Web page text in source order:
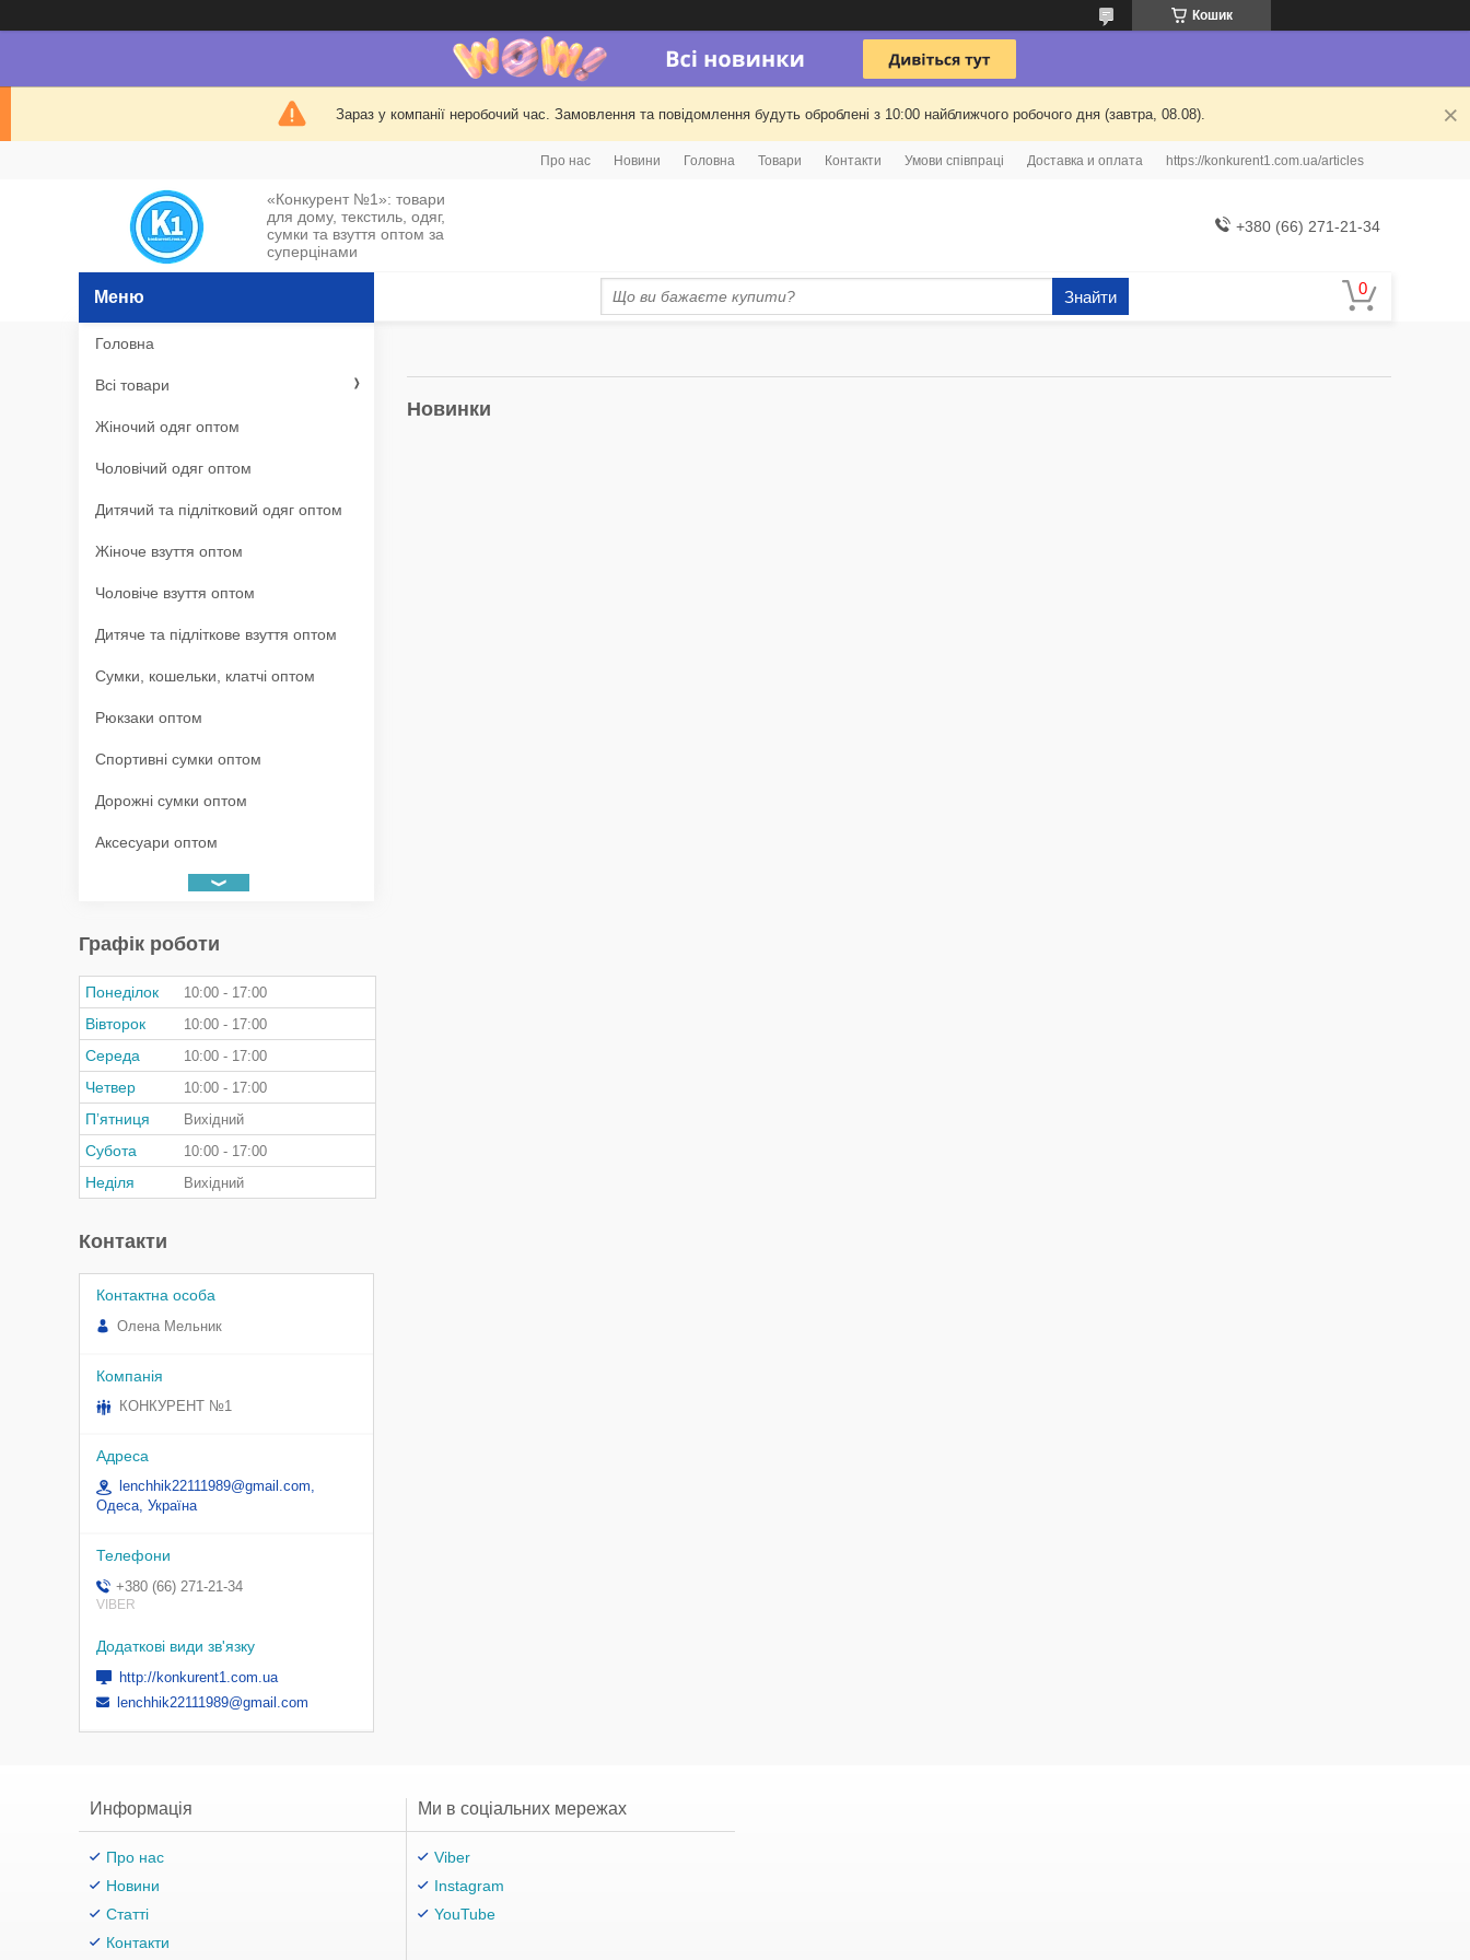
Кошик
Зараз у компанії неробочий час. Замовлення та повідомлення будуть оброблені з 10:00 найближчого робочого дня (завтра, 08.08).
Про нас Новини Головна Товари Контакти Умови співпраці Доставка и оплата https://konkurent1.com.ua/articles
«Конкурент №1»: товари
для дому, текстиль, одяг,
сумки та взуття оптом за
суперцінами
+380 (66) 271-21-34
Знайти
Новинки
Головна
Всі товари
Жіночий одяг оптом
Чоловічий одяг оптом
Дитячий та підлітковий одяг оптом
Жіноче взуття оптом
Чоловіче взуття оптом
Дитяче та підліткове взуття оптом
Сумки, кошельки, клатчі оптом
Рюкзаки оптом
Спортивні сумки оптом
Дорожні сумки оптом
Аксесуари оптом
Графік роботи
Понеділок 10:00 17:00
Вівторок 10:00 17:00
Середа 10:00 17:00
Четвер 10:00 17:00
Пʼятниця Вихідний
Субота 10:00 17:00
Неділя Вихідний
Контакти
Олена Мельник
КОНКУРЕНТ №1
lenchhik22111989@gmail.com,
Одеса, Україна
+380 (66) 271-21-34
VIBER
http://konkurent1.com.ua
lenchhik22111989@gmail.com
Информація
Про нас
Новини
Статті
Контакти
Ми в соціальних мережах
Viber
Instagram
YouTube